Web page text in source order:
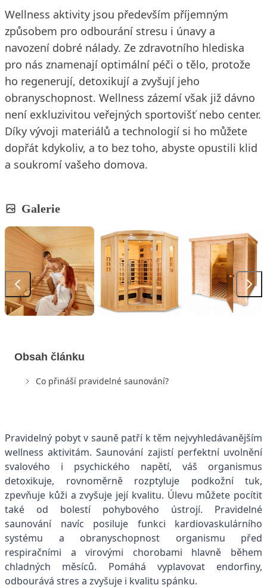
Wellness aktivity jsou především příjemným
způsobem pro odbourání stresu i únavy a
navození dobré nálady. Ze zdravotního hlediska
pro nás znamenají optimální péči o tělo, protože
ho regenerují, detoxikují a zvyšují jeho
obranyschopnost. Wellness zázemí však již dávno
není exkluzivitou veřejných sportovišť nebo center.
Díky vývoji materiálů a technologií si ho můžete
dopřát kdykoliv, a to bez toho, abyste opustili klid
a soukromí vašeho domova.
Galerie
Obsah článku
Co přináší pravidelné saunování?
Pravidelný pobyt v sauně patří k těm nejvyhledávanějším
wellness aktivitám. Saunování zajistí perfektní uvolnění
svalového i psychického napětí, váš organismus
detoxikuje, rovnoměrně rozptyluje podkožní tuk,
zpevňuje kůži a zvyšuje její kvalitu. Úlevu můžete pocítit
také od bolestí pohybového ústrojí. Pravidelné
saunování navíc posiluje funkci kardiovaskulárního
systému a obranyschopnost organismu před
respiračními a virovými chorobami hlavně během
chladných měsíců. Pomáhá vyplavovat endorfiny,
odbourává stres a zvyšuje i kvalitu spánku.